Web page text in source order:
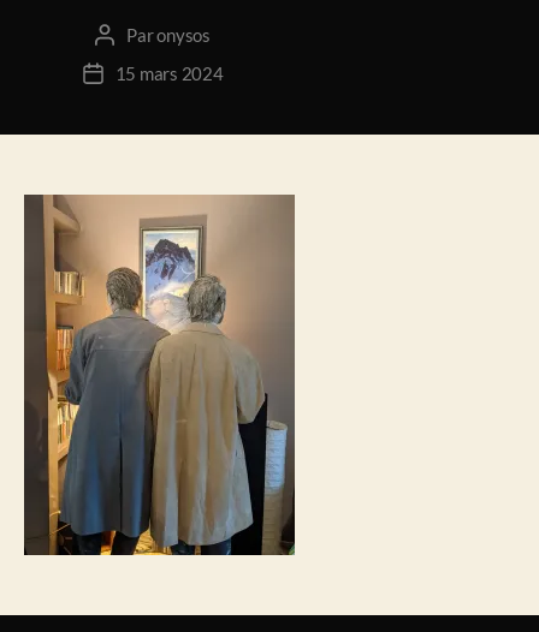
Auteur
de
l’article
Paronysos
Date15 mars 2024